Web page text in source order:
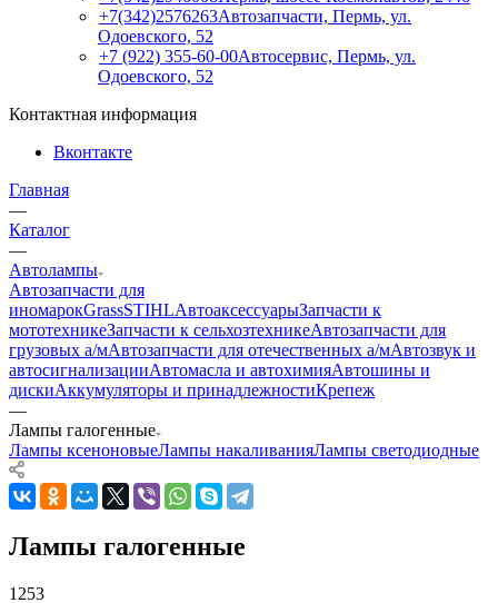
+7(342)2576263Автозапчасти, Пермь, ул.
Одоевского, 52
+7 (922) 355-60-00Автосервис, Пермь, ул.
Одоевского, 52
Контактная информация
Вконтакте
Главная
—
Каталог
—
Автолампы
Автозапчасти для
иномарокGrassSTIHLАвтоаксессуарыЗапчасти к
мототехникеЗапчасти к сельхозтехникеАвтозапчасти для
грузовых а/мАвтозапчасти для отечественных а/мАвтозвук и
автосигнализацииАвтомасла и автохимияАвтошины и
дискиАккумуляторы и принадлежностиКрепеж
—
Лампы галогенные
Лампы ксеноновыеЛампы накаливанияЛампы светодиодные
Лампы галогенные
1253